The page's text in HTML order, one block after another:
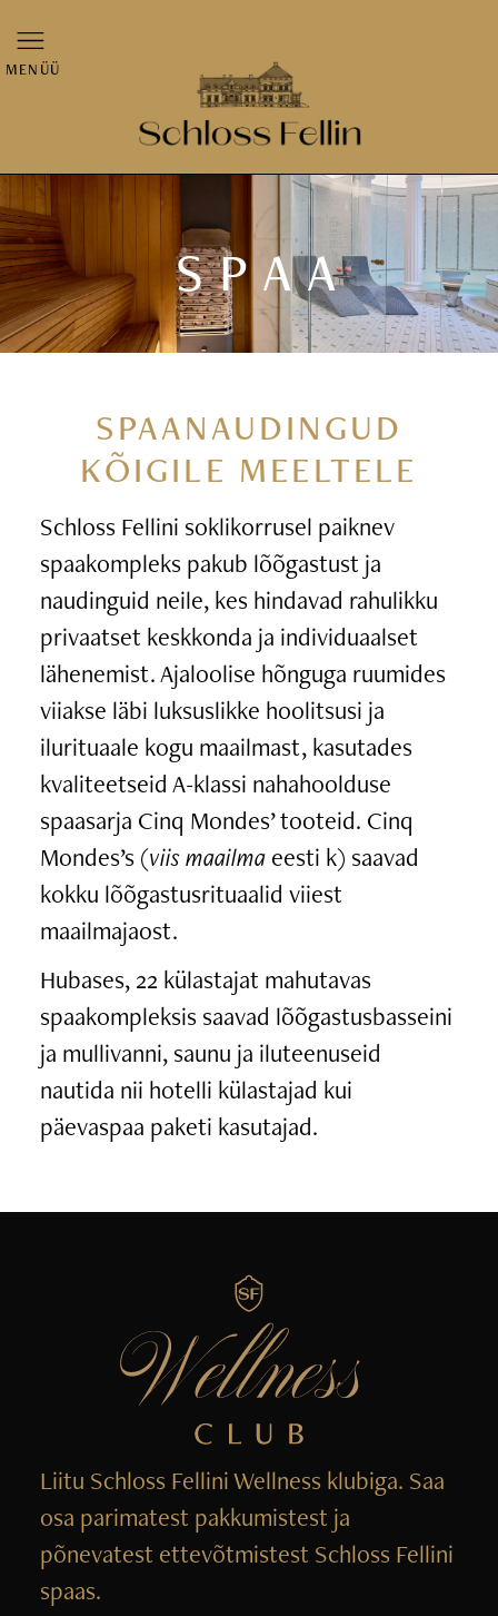
MENÜÜ
SPAA
SPAANAUDINGUD
KÕIGILE MEELTELE
Schloss Fellini soklikorrusel paiknev
spaakompleks pakub lõõgastust ja
naudinguid neile, kes hindavad rahulikku
privaatset keskkonda ja individuaalset
lähenemist. Ajaloolise hõnguga ruumides
viiakse läbi luksuslikke hoolitsusi ja
ilurituaale kogu maailmast, kasutades
kvaliteetseid A-klassi nahahoolduse
spaasarja Cinq Mondes’ tooteid. Cinq
Mondes’s (viis maailma eesti k) saavad
kokku lõõgastusrituaalid viiest
maailmajaost.
Hubases, 22 külastajat mahutavas
spaakompleksis saavad lõõgastusbasseini
ja mullivanni, saunu ja iluteenuseid
nautida nii hotelli külastajad kui
päevaspaa paketi kasutajad.
Liitu Schloss Fellini Wellness klubiga. Saa
osa parimatest pakkumistest ja
põnevatest ettevõtmistest Schloss Fellini
spaas.